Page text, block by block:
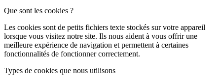
Que sont les cookies ?
Les cookies sont de petits fichiers texte stockés sur votre appareil
lorsque vous visitez notre site. Ils nous aident à vous offrir une
meilleure expérience de navigation et permettent à certaines
fonctionnalités de fonctionner correctement.
Types de cookies que nous utilisons